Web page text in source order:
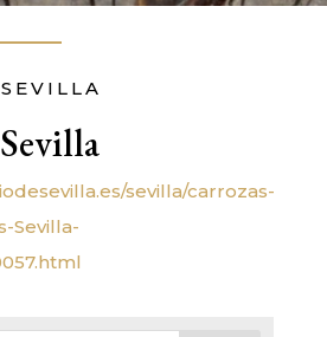
sevilla/carrozas-
Sevilla-